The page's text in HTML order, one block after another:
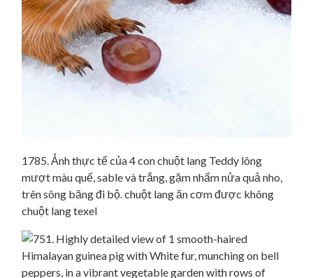
1785. Ảnh thực tế của 4 con chuột lang Teddy lông
mượt màu quế, sable và trắng, gặm nhấm nửa quả nho,
trên sông băng đi bộ. chuột lang ăn cơm được không
chuột lang texel